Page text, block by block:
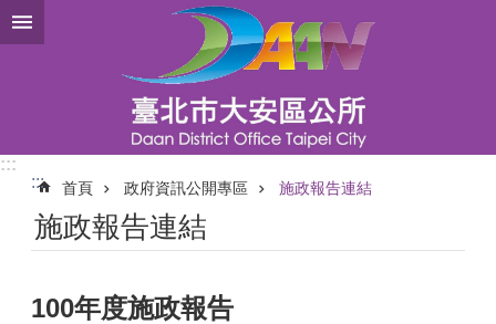
跳到主要內容區塊
:::
:::
首頁 政府資訊公開專區 施政報告連結
施政報告連結
100年度施政報告